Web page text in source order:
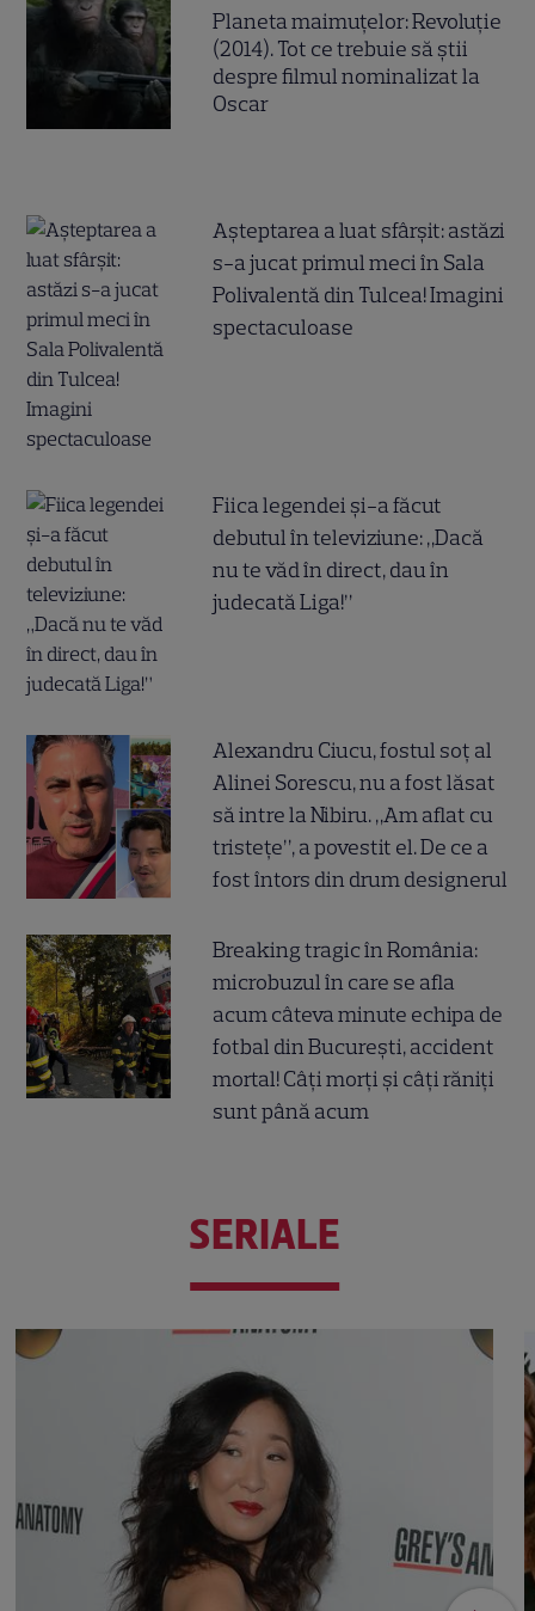
Planeta maimuțelor: Revoluție
(2014). Tot ce trebuie să știi
despre filmul nominalizat la
Oscar
Așteptarea a luat sfârșit: astăzi
s-a jucat primul meci în Sala
Polivalentă din Tulcea! Imagini
spectaculoase
Fiica legendei și-a făcut
debutul în televiziune: „Dacă
nu te văd în direct, dau în
judecată Liga!”
Alexandru Ciucu, fostul soț al
Alinei Sorescu, nu a fost lăsat
să intre la Nibiru. „Am aflat cu
tristețe”, a povestit el. De ce a
fost întors din drum designerul
Breaking tragic în România:
microbuzul în care se afla
acum câteva minute echipa de
fotbal din București, accident
mortal! Câți morți și câți răniți
sunt până acum
SERIALE